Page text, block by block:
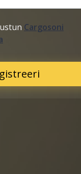
Cargosoni